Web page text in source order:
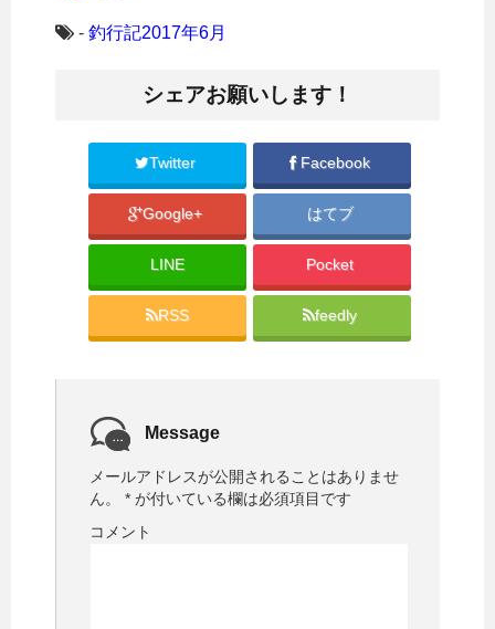
し
て
で
ウ
ウ
き
b
o
は
リ
ク
て
い
し
で
開
き
ま
す
)
- 釣行記2017年6月
シェアお願いします！
Twitter Facebook
Google+ はてブ
LINE Pocket
RSS feedly
Message
メールアドレスが公開されることはありませ
ん。
* が付いている欄は必須項目です
コメント